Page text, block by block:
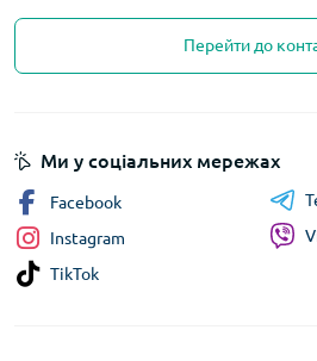
Перейти до
Ми у соціальних мережах
Facebook
Instagram
TikTok